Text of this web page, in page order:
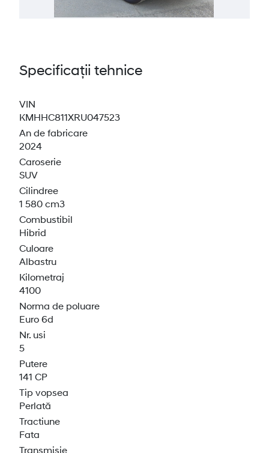
Specificații tehnice
VIN
KMHHC811XRU047523
An de fabricare
2024
Caroserie
SUV
Cilindree
1 580 cm3
Combustibil
Hibrid
Culoare
Albastru
Kilometraj
4100
Norma de poluare
Euro 6d
Nr. usi
5
Putere
141 CP
Tip vopsea
Perlată
Tractiune
Fata
Transmisie